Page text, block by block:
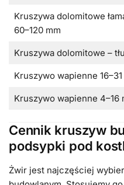
Kruszywa dolomitowe
60–120 mm
Kruszywa dolomitowe –
Kruszywo wapienne 16–31
Kruszywo wapienne 4–16
Cennik kruszyw
podsypki pod
Żwir jest najczęściej